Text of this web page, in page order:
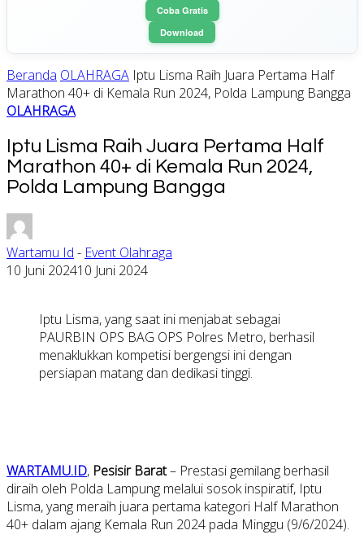
Coba Gratis
Download
Beranda OLAHRAGA Iptu Lisma Raih Juara Pertama Half
Marathon 40+ di Kemala Run 2024, Polda Lampung Bangga
OLAHRAGA
Iptu Lisma Raih Juara Pertama Half
Marathon 40+ di Kemala Run 2024,
Polda Lampung Bangga
Wartamu Id - Event Olahraga
10 Juni 202410 Juni 2024
Iptu Lisma, yang saat ini menjabat sebagai
PAURBIN OPS BAG OPS Polres Metro, berhasil
menaklukkan kompetisi bergengsi ini dengan
persiapan matang dan dedikasi tinggi.
WARTAMU.ID, Pesisir Barat– Prestasi gemilang berhasil
diraih oleh Polda Lampung melalui sosok inspiratif, Iptu
Lisma, yang meraih juara pertama kategori Half Marathon
40+ dalam ajang Kemala Run 2024 pada Minggu (9/6/2024).